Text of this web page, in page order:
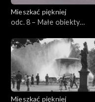
Mieszkać piękniej
odc. 8 – Małe obiekty
Mieszkać piękniej